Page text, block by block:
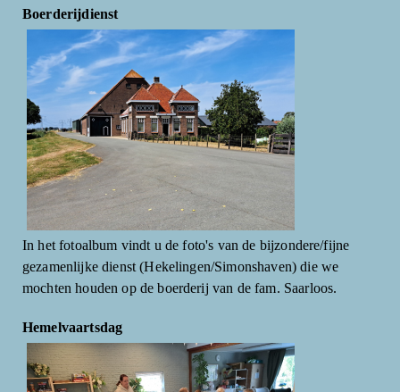
Boerderijdienst
In het fotoalbum vindt u de foto's van de bijzondere/fijne
gezamenlijke dienst (Hekelingen/Simonshaven) die we
mochten houden op de boerderij van de fam. Saarloos.
Hemelvaartsdag